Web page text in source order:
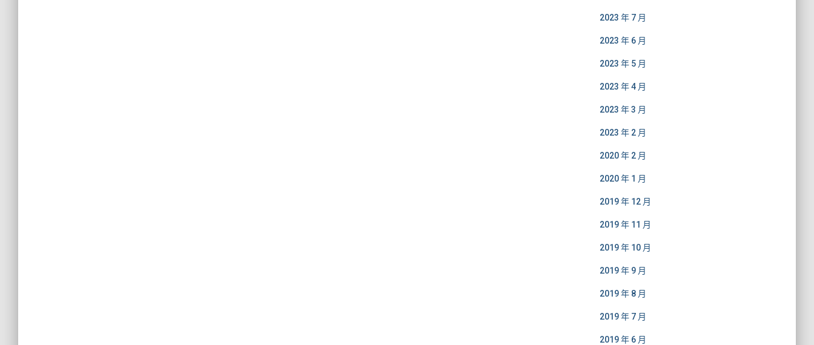
2023 年 7 月
2023 年 6 月
2023 年 5 月
2023 年 4 月
2023 年 3 月
2023 年 2 月
2020 年 2 月
2020 年 1 月
2019 年 12 月
2019 年 11 月
2019 年 10 月
2019 年 9 月
2019 年 8 月
2019 年 7 月
2019 年 6 月